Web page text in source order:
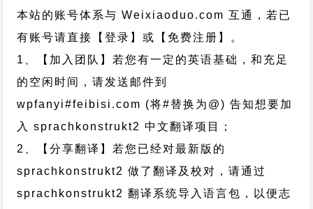
本站的账号体系与Weixiaoduo.com 互通，若已
有账号请直接【登录】或【免费注册】。
1、【加入团队】若您有一定的英语基础，和充足
的空闲时间，请发送邮件到
wpfanyi#feibisi.com (将#替换为@) 告知想要加
入 sprachkonstrukt2 中文翻译项目；
2、【分享翻译】若您已经对最新版的
sprachkonstrukt2 做了翻译及校对，请通过
sprachkonstrukt2 翻译系统导入语言包，以便志